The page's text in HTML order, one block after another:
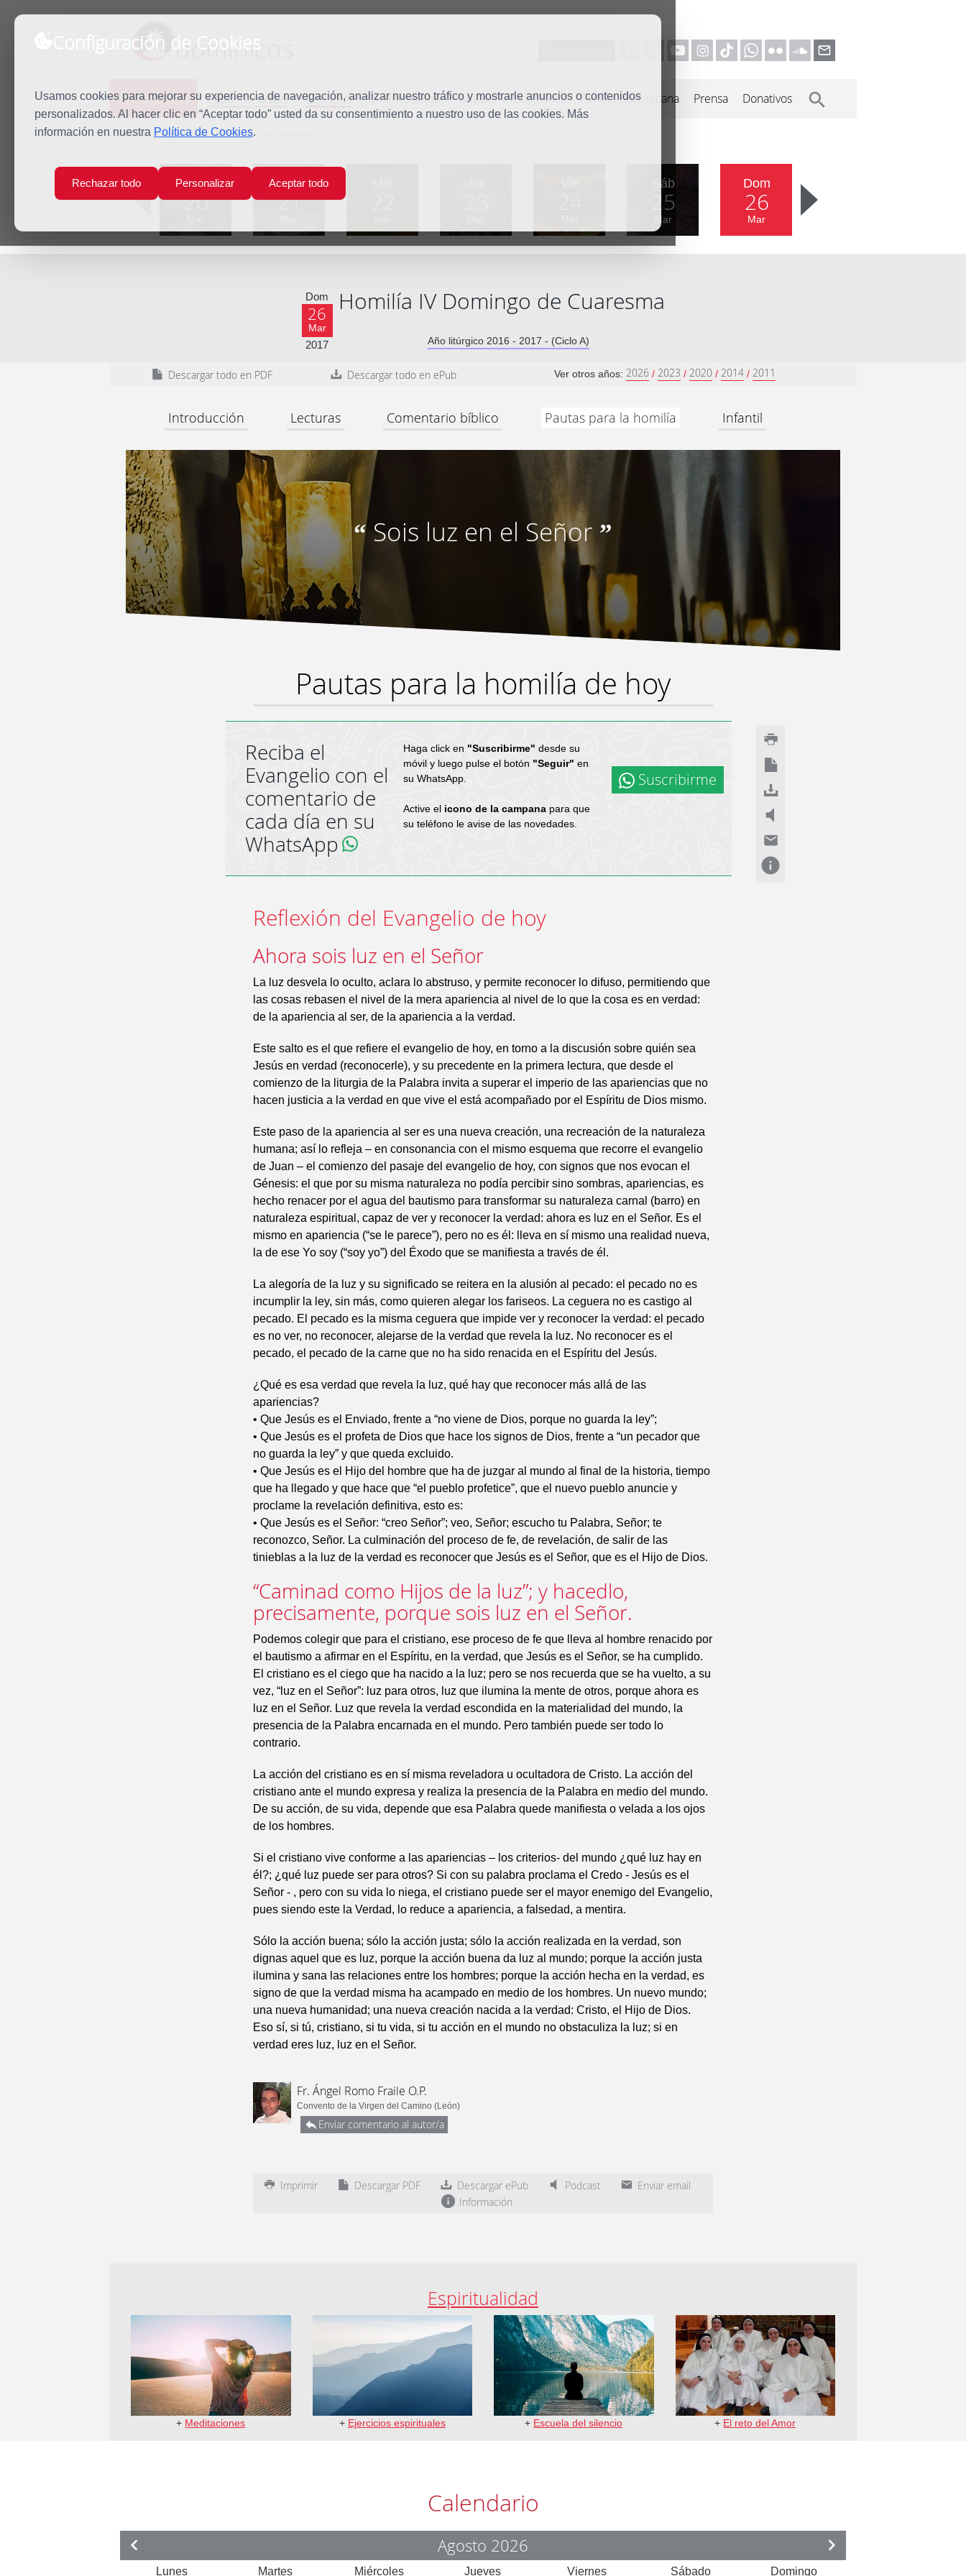
Configuración de Cookies
Usamos cookies para mejorar su experiencia de navegación, analizar nuestro tráfico y mostrarle anuncios o contenidos
personalizados. Al hacer clic en “Aceptar todo” usted da su consentimiento a nuestro uso de las cookies. Más
información en nuestra Política de Cookies.
Rechazar todo Personalizar Aceptar todo
dominicos
Predicación Espiritualidad Estudio Quiénes somos Misión Vocaciones Familia Dominicana Prensa Donativos
Inicio Predicación IV Domingo de Cuaresma
Lun
20
Mar
21
Sáb
25
Mar
Dom
26
Mar
Dom
26
Mar
2017
Homilía IV Domingo de Cuaresma
Año litúrgico 2016 - 2017 - (Ciclo A)
Descargar todo en PDF Descargar todo en ePub Ver otros años: 2026 / 2023 / 2020 / 2014 / 2011
Introducción Lecturas Comentario bíblico Pautas para la homilía Infantil
“ Sois luz en el Señor ”
Pautas para la homilía de hoy
Reciba el
Evangelio con el
comentario de
cada día en su
WhatsApp
Haga click en "Suscribirme" desde su
móvil y luego pulse el botón "Seguir" en
su WhatsApp.
Active el icono de la campanapara que
su teléfono le avise de las novedades.
Suscribirme
Reflexión del Evangelio de hoy
Ahora sois luz en el Señor
La luz desvela lo oculto, aclara lo abstruso, y permite reconocer lo difuso, permitiendo que
las cosas rebasen el nivel de la mera apariencia al nivel de lo que la cosa es en verdad:
de la apariencia al ser, de la apariencia a la verdad.
Este salto es el que refiere el evangelio de hoy, en torno a la discusión sobre quién sea
Jesús en verdad (reconocerle), y su precedente en la primera lectura, que desde el
comienzo de la liturgia de la Palabra invita a superar el imperio de las apariencias que no
hacen justicia a la verdad en que vive el está acompañado por el Espíritu de Dios mismo.
Este paso de la apariencia al ser es una nueva creación, una recreación de la naturaleza
humana; así lo refleja – en consonancia con el mismo esquema que recorre el evangelio
de Juan – el comienzo del pasaje del evangelio de hoy, con signos que nos evocan el
Génesis: el que por su misma naturaleza no podía percibir sino sombras, apariencias, es
hecho renacer por el agua del bautismo para transformar su naturaleza carnal (barro) en
naturaleza espiritual, capaz de ver y reconocer la verdad: ahora es luz en el Señor. Es el
mismo en apariencia (“se le parece”), pero no es él: lleva en sí mismo una realidad nueva,
la de ese Yo soy (“soy yo”) del Éxodo que se manifiesta a través de él.
La alegoría de la luz y su significado se reitera en la alusión al pecado: el pecado no es
incumplir la ley, sin más, como quieren alegar los fariseos. La ceguera no es castigo al
pecado. El pecado es la misma ceguera que impide ver y reconocer la verdad: el pecado
es no ver, no reconocer, alejarse de la verdad que revela la luz. No reconocer es el
pecado, el pecado de la carne que no ha sido renacida en el Espíritu del Jesús.
¿Qué es esa verdad que revela la luz, qué hay que reconocer más allá de las
apariencias?
• Que Jesús es el Enviado, frente a “no viene de Dios, porque no guarda la ley”;
• Que Jesús es el profeta de Dios que hace los signos de Dios, frente a “un pecador que
no guarda la ley” y que queda excluido.
• Que Jesús es el Hijo del hombre que ha de juzgar al mundo al final de la historia, tiempo
que ha llegado y que hace que “el pueblo profetice”, que el nuevo pueblo anuncie y
proclame la revelación definitiva, esto es:
• Que Jesús es el Señor: “creo Señor”; veo, Señor; escucho tu Palabra, Señor; te
reconozco, Señor. La culminación del proceso de fe, de revelación, de salir de las
tinieblas a la luz de la verdad es reconocer que Jesús es el Señor, que es el Hijo de Dios.
“Caminad como Hijos de la luz”; y hacedlo,
precisamente, porque sois luz en el Señor.
Podemos colegir que para el cristiano, ese proceso de fe que lleva al hombre renacido por
el bautismo a afirmar en el Espíritu, en la verdad, que Jesús es el Señor, se ha cumplido.
El cristiano es el ciego que ha nacido a la luz; pero se nos recuerda que se ha vuelto, a su
vez, “luz en el Señor”: luz para otros, luz que ilumina la mente de otros, porque ahora es
luz en el Señor. Luz que revela la verdad escondida en la materialidad del mundo, la
presencia de la Palabra encarnada en el mundo. Pero también puede ser todo lo
contrario.
La acción del cristiano es en sí misma reveladora u ocultadora de Cristo. La acción del
cristiano ante el mundo expresa y realiza la presencia de la Palabra en medio del mundo.
De su acción, de su vida, depende que esa Palabra quede manifiesta o velada a los ojos
de los hombres.
Si el cristiano vive conforme a las apariencias – los criterios- del mundo ¿qué luz hay en
él?; ¿qué luz puede ser para otros? Si con su palabra proclama el Credo - Jesús es el
Señor - , pero con su vida lo niega, el cristiano puede ser el mayor enemigo del Evangelio,
pues siendo este la Verdad, lo reduce a apariencia, a falsedad, a mentira.
Sólo la acción buena; sólo la acción justa; sólo la acción realizada en la verdad, son
dignas aquel que es luz, porque la acción buena da luz al mundo; porque la acción justa
ilumina y sana las relaciones entre los hombres; porque la acción hecha en la verdad, es
signo de que la verdad misma ha acampado en medio de los hombres. Un nuevo mundo;
una nueva humanidad; una nueva creación nacida a la verdad: Cristo, el Hijo de Dios.
Eso sí, si tú, cristiano, si tu vida, si tu acción en el mundo no obstaculiza la luz; si en
verdad eres luz, luz en el Señor.
Fr. Ángel Romo Fraile O.P.
Convento de la Virgen del Camino (León)
Enviar comentario al autor/a
Imprimir Descargar PDF Descargar ePub Podcast
Enviar email
Información
Espiritualidad
+ Meditaciones + Ejercicios espirituales + Escuela del silencio + El reto del Amor
Calendario
Agosto 2026
Lunes Martes Miércoles Jueves Viernes Sábado Domingo